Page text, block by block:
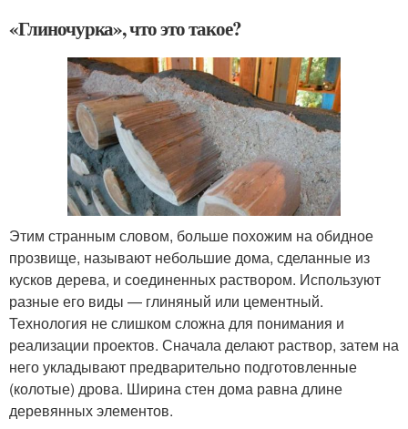
«Глиночурка», что это такое?
Этим странным словом, больше похожим на обидное
прозвище, называют небольшие дома, сделанные из
кусков дерева, и соединенных раствором. Используют
разные его виды — глиняный или цементный.
Технология не слишком сложна для понимания и
реализации проектов. Сначала делают раствор, затем на
него укладывают предварительно подготовленные
(колотые) дрова. Ширина стен дома равна длине
деревянных элементов.